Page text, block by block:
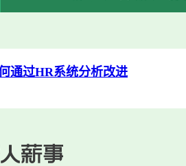
通过HR系统分析改进